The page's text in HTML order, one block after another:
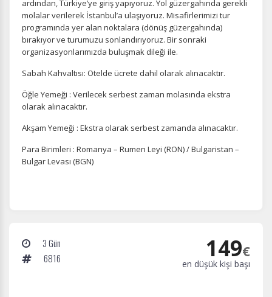
Tercihleri Kaydet
ardından, Türkiye’ye giriş yapıyoruz. Yol güzergahında gerekli
molalar verilerek İstanbul’a ulaşıyoruz. Misafirlerimizi tur
programında yer alan noktalara (dönüş güzergahında)
bırakıyor ve turumuzu sonlandırıyoruz. Bir sonraki
organizasyonlarımızda buluşmak dileği ile.
Sabah Kahvaltısı: Otelde ücrete dahil olarak alınacaktır.
Öğle Yemeği : Verilecek serbest zaman molasında ekstra
olarak alınacaktır.
Akşam Yemeği : Ekstra olarak serbest zamanda alınacaktır.
Para Birimleri : Romanya – Rumen Leyi (RON) / Bulgaristan –
Bulgar Levası (BGN)
3 Gün
6816
149€
en düşük kişi başı